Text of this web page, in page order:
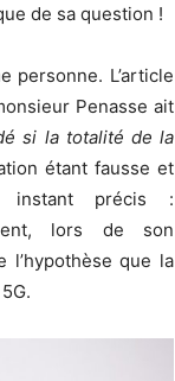
de sa question !
personne. L’article
Penasse ait
si la totalité de la
étant fausse et
instant précis :
lors de son
l’hypothèse que la